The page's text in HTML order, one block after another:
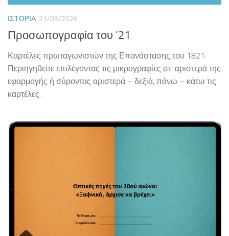
ΙΣΤΟΡΊΑ 21/03/2026
Προσωπογραφία του ’21
Καρτέλες πρωταγωνιστών της Επανάστασης του 1821.
Περιηγηθείτε επιλέγοντας τις μικρογραφίες στ’ αριστερά της
εφαρμογής ή σύροντας αριστερά – δεξιά, πάνω – κάτω τις
καρτέλες.